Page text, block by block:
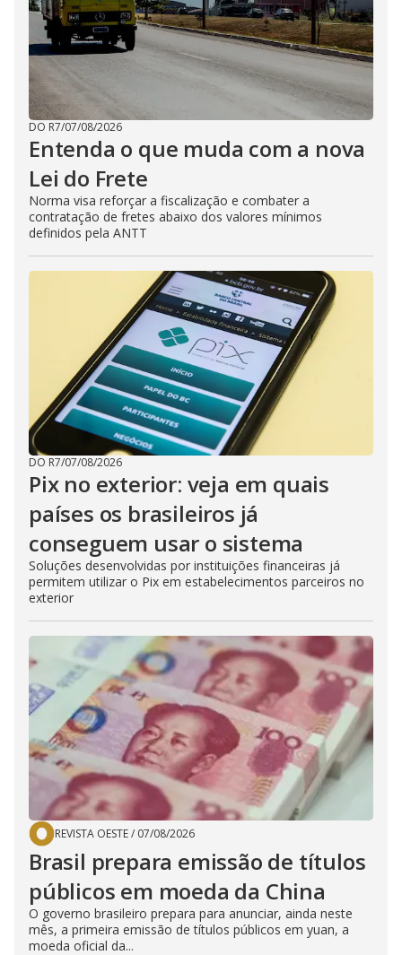
DO R7/07/08/2026
Entenda o que muda com a nova
Lei do Frete
Norma visa reforçar a fiscalização e combater a
contratação de fretes abaixo dos valores mínimos
definidos pela ANTT
DO R7/07/08/2026
Pix no exterior: veja em quais
países os brasileiros já
conseguem usar o sistema
Soluções desenvolvidas por instituições financeiras já
permitem utilizar o Pix em estabelecimentos parceiros no
exterior
REVISTA OESTE/ 07/08/2026
Brasil prepara emissão de títulos
públicos em moeda da China
O governo brasileiro prepara para anunciar, ainda neste
mês, a primeira emissão de títulos públicos em yuan, a
moeda oficial da...